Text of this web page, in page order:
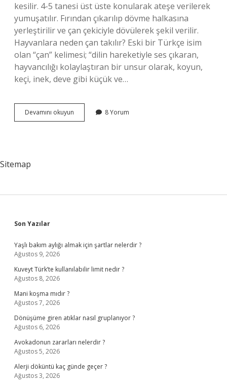
kesilir. 4-5 tanesi üst üste konularak ateşe verilerek
yumuşatılır. Fırından çıkarılıp dövme halkasına
yerleştirilir ve çan çekiciyle dövülerek şekil verilir.
Hayvanlara neden çan takılır? Eski bir Türkçe isim
olan “çan” kelimesi; “dilin hareketiyle ses çıkaran,
hayvancılığı kolaylaştıran bir unsur olarak, koyun,
keçi, inek, deve gibi küçük ve…
Devamını okuyun
Neden
8 Yorum
Sitemap
Sidebar
Son Yazılar
Yaşlı bakım aylığı almak için şartlar nelerdir ?
Ağustos 9, 2026
Kuveyt Türk’te kullanılabilir limit nedir ?
Ağustos 8, 2026
Mani koşma mıdır ?
Ağustos 7, 2026
Dönüşüme giren atıklar nasıl gruplanıyor ?
Ağustos 6, 2026
Avokadonun zararları nelerdir ?
Ağustos 5, 2026
Alerji döküntü kaç günde geçer ?
Ağustos 3, 2026